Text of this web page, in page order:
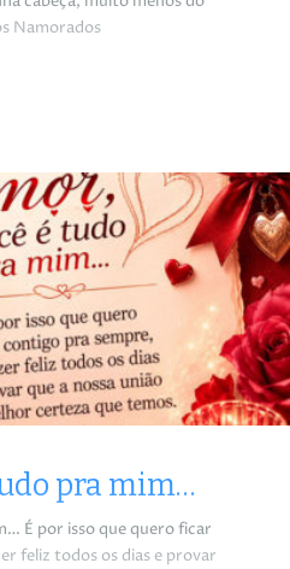
Namorados
pra mim…
É por isso que quero ficar
feliz todos os dias e provar